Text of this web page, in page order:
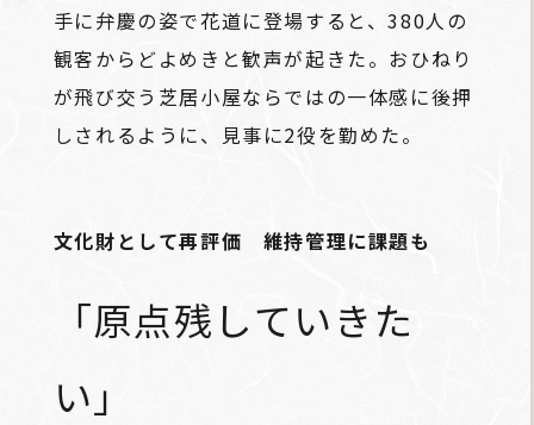
手に弁慶の姿で花道に登場すると、380人の
観客からどよめきと歓声が起きた。おひねり
が飛び交う芝居小屋ならではの一体感に後押
しされるように、見事に2役を勤めた。
文化財として再評価 維持管理に課題も
「原点残していきた
い」